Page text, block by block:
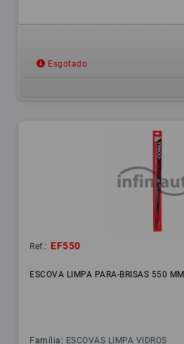
Esgotado
Ref.: EF550
ESCOVA LIMPA PARA-BRISAS 550 MM
Família: ESCOVAS LIMPA VIDROS